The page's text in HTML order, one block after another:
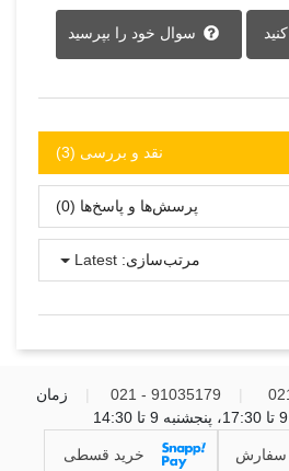
سوال خود را بپرسید
نقد و بررسی‌‌ (3)
پرسش‌ها و پاسخ‌ها (0)
مرتب‌سازی: Latest
91035179 - 021
زمان
سفارش خرید قسطی